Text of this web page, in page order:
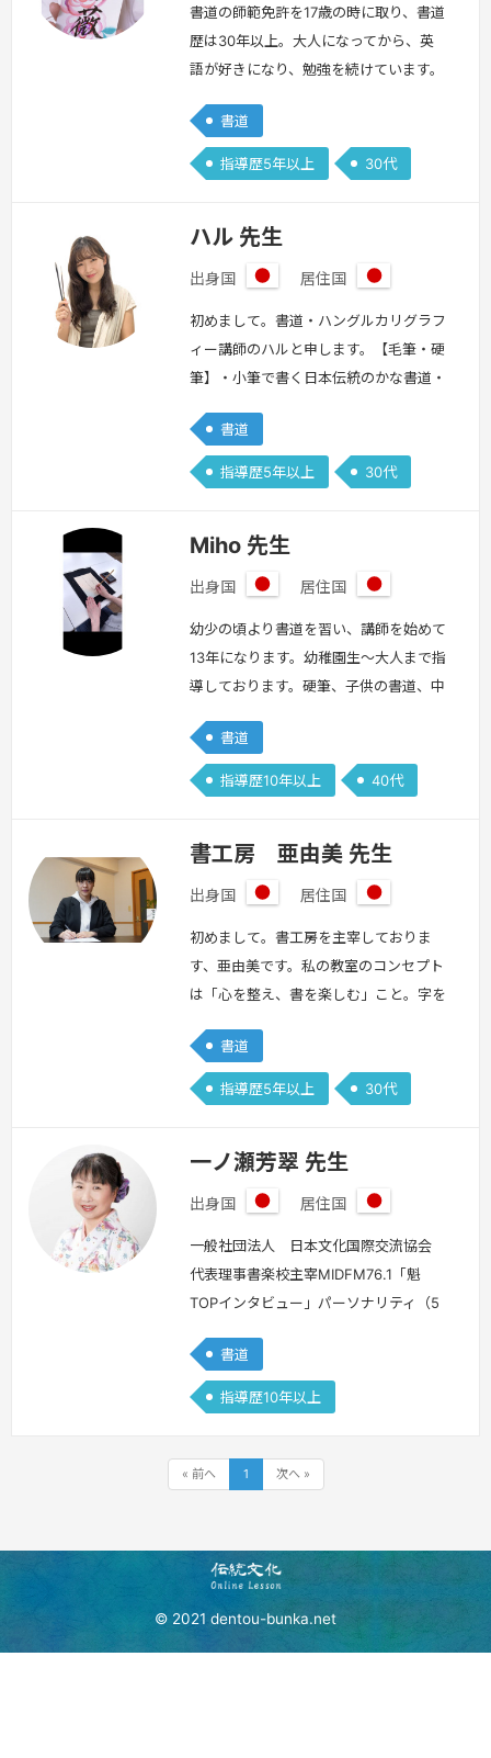
本
本
書道の師範免許を17歳の時に取り、書道
歴は30年以上。大人になってから、英
語が好きになり、勉強を続けています。
です。英語をスパイスにして、和やかな
レッスンにしましょう。もちろん、日本
語でのレッスンも可能です。日本語での
います。様々なレッスンをご用意してお
りますので、ご自身にぴったりなものを
人…続きを見る »
書道
指導歴5年以上 30代
ハル 先生
出身国
本
居住国
本
初めまして。書道・ハングルカリグラフ
ィー講師のハルと申します。【毛筆・硬
筆】・小筆で書く日本伝統のかな書道・
実用的な書以上、2つを中心にご指導致
します。【3歳からの子ども向け書道教
室】・級や段の取得も可能です・現役子
道具の管理方法もお伝えします・送迎不
要の自宅で出来るオンライン書道教室を
ラフ…続きを見る »
書道
指導歴5年以上 30代
Miho 先生
出身国
本
居住国
本
幼少の頃より書道を習い、講師を始めて
13年になります。幼稚園生～大人まで指
導しております。硬筆、子供の書道、中
仮名などを指導しております。
見る »
書道
指導歴10年以上 40代
書工房 亜由美 先生
出身国
本
居住国
本
初めまして。書工房を主宰しておりま
す、亜由美です。私の教室のコンセプト
は「心を整え、書を楽しむ」こと。字を
も整えることを。そんな時間を大切にし
ています。忙しい毎日の中で、自分と向
き合うひとときは意外と少ないもので
うちに整っていく。この教室がほっとで
きる場所になりますように。オンライン
ースを大…続きを見る »
書道
指導歴5年以上 30代
一ノ瀬芳翠 先生
出身国
本
居住国
本
一般社団法人 日本文化国際交流協会
代表理事書楽校主宰MIDFM76.1「魁
TOPインタビュー」パーソナリティ（5
ーマンスをとおして「愛と平和のメッセ
ージ」を世界発信「書道ガールズの魁
（さきがけ）」とよばれています震災の
動、教育分野など社会貢献も多く手がけ
きを見る »
書道
指導歴10年以上
« 前へ 1 次へ »
© 2021 dentou-bunka.net